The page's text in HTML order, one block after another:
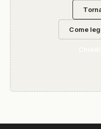
Come